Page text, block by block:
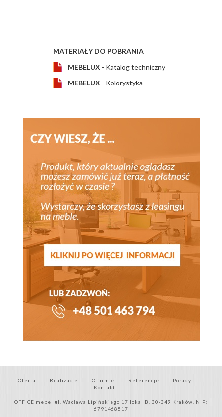
MATERIAŁY DO POBRANIA
MEBELUX - Katalog techniczny
MEBELUX - Kolorystyka
Oferta Realizacje O firmie Referencje
Porady
Kontakt
OFFICE mebel ul. Wacława Lipińskiego 17 lokal B, 30-349 Kraków, NIP:
6791468517